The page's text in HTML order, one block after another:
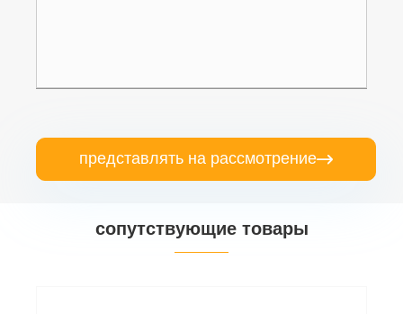
представлять на рассмотрение
сопутствующие товары